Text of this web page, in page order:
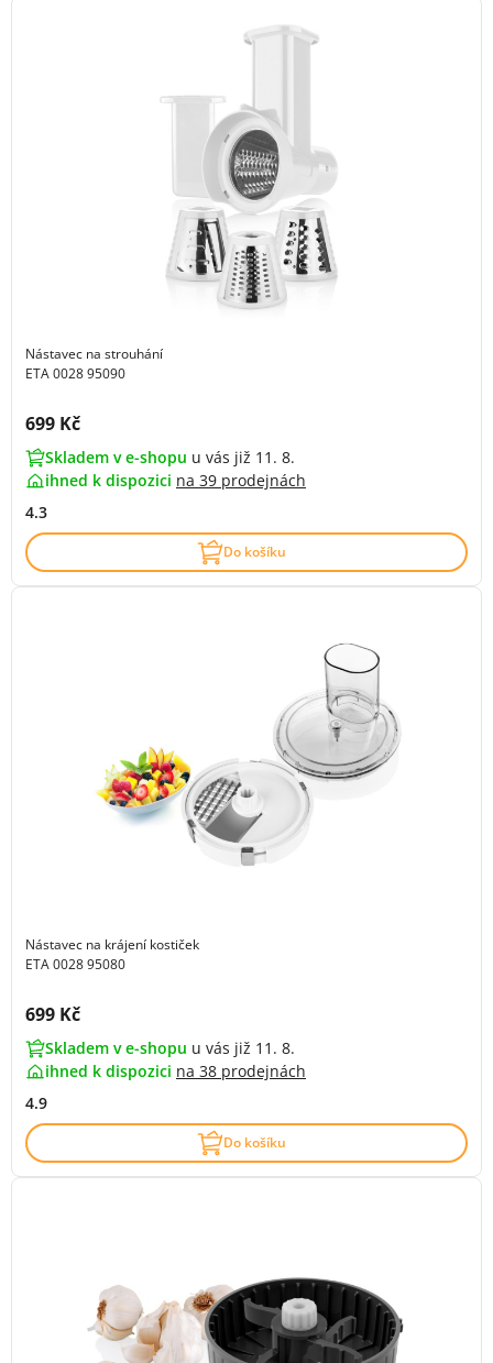
Nástavec na strouhání
ETA 0028 95090
Cena s DPH:
699 Kč
Skladem v e-shopu u vás již 11. 8.
ihned k dispozici na 39 prodejnách
4.3
Do košíku
Nástavec na krájení kostiček
ETA 0028 95080
Cena s DPH:
699 Kč
Skladem v e-shopu u vás již 11. 8.
ihned k dispozici na 38 prodejnách
4.9
Do košíku